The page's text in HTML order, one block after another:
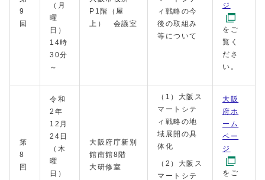
9
回
（月
曜
日）
14時
30分
～
P1階（屋
上） 会議室
ィ戦略の今
後の取組み
等について
ジ
をご
覧く
ださ
い。
第
8
回
令和
2年
12月
24日
（木
曜
日）
大阪府庁新別
館南館8階
大研修室
（1）大阪ス
マートシテ
ィ戦略の地
域展開の具
体化
（2）大阪ス
マートシテ
大阪
府ホ
ーム
ペー
ジ
をご